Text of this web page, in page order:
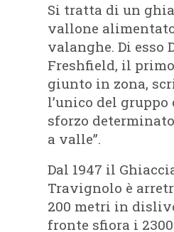
Si tratta di un
vallone
valanghe. Di esso
Freshfield, il
giunto in zona,
l’unico del gruppo
sforzo
a valle”.
Dal 1947 il
Travignolo è
200 metri in
fronte sfiora i